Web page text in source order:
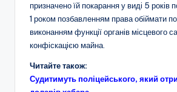
призначено їй покарання у виді 5 років
1 роком позбавленням права обіймати
виконанням функції органів місцевого
конфіскацією майна.
Читайте також:
Судитимуть поліцейського, який